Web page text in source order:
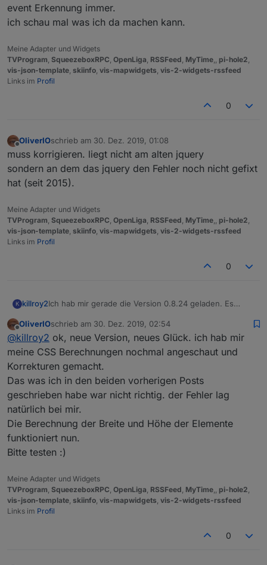
event Erkennung immer.
ich schau mal was ich da machen kann.
Meine Adapter und Widgets
TVProgram SqueezeboxRPC OpenLiga RSSFeed MyTime pi-hole2
vis-json-template skiinfo vis-mapwidgets vis-2-widgets-rssfeed
Links im Profil
0
Offline
OliverIOschrieb am 30. Dez. 2019, 01:08
zuletzt editiert von
muss korrigieren. liegt nicht am alten jquery
sondern an dem das jquery den Fehler noch nicht gefixt
hat (seit 2015).
Meine Adapter und Widgets
TVProgram, SqueezeboxRPC, OpenLiga, RSSFeed, MyTime,, pi-hole2,
vis-json-template, skiinfo, vis-mapwidgets, vis-2-widgets-rssfeed
Links im Profil
0
K killroy2Ich hab mir gerade die Version 0.8.24 geladen. Es
grünen Balken wird die Eingabe verworfen.
Oder muss ich noch zusätzlich etwas beachten damit
das Widget ein Update erfährt?
Offline
OliverIOschrieb am 30. Dez. 2019, 02:54
zuletzt editiert von
@killroy2 ok, neue Version, neues Glück. ich hab mir
meine CSS Berechnungen nochmal angeschaut und
Korrekturen gemacht.
Das was ich in den beiden vorherigen Posts
geschrieben habe war nicht richtig. der Fehler lag
natürlich bei mir.
Die Berechnung der Breite und Höhe der Elemente
funktioniert nun.
Bitte testen :)
Meine Adapter und Widgets
TVProgram, SqueezeboxRPC, OpenLiga, RSSFeed, MyTime,, pi-hole2,
vis-json-template, skiinfo, vis-mapwidgets, vis-2-widgets-rssfeed
Links im Profil
0